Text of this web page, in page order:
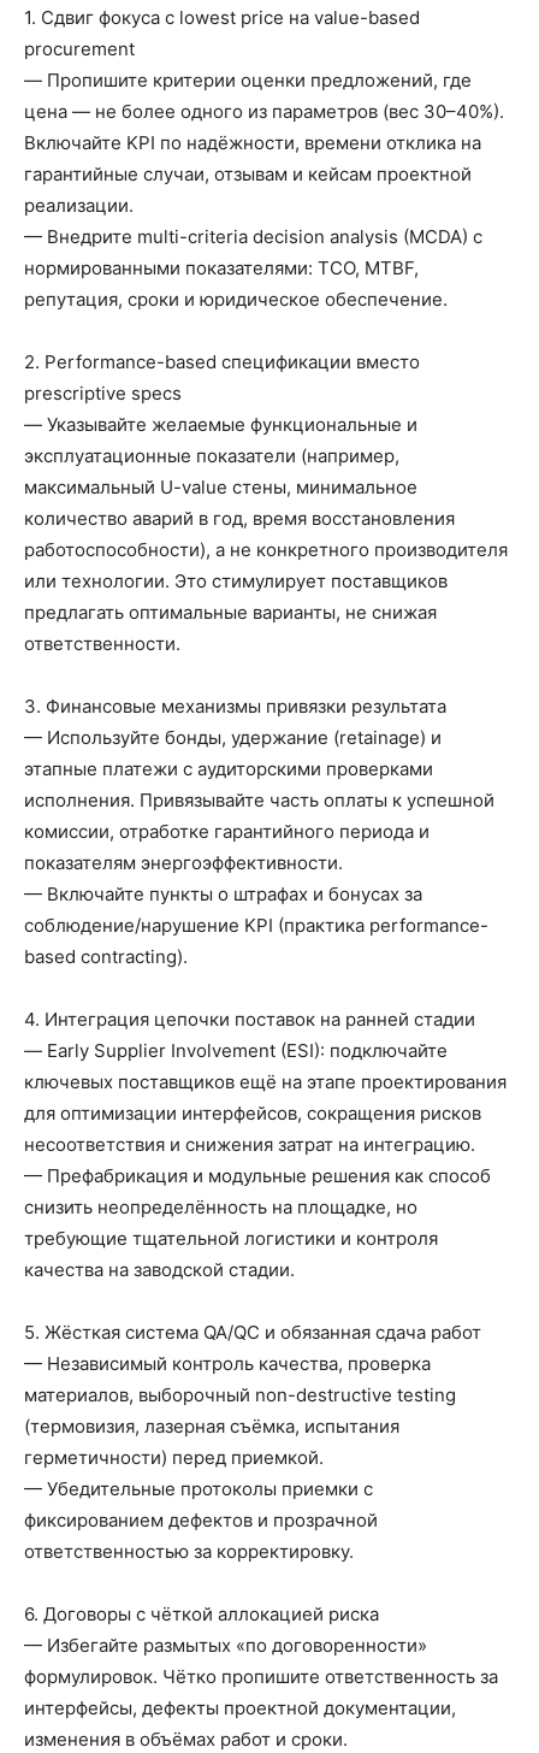
1. Сдвиг фокуса с lowest price на value-based
procurement
— Пропишите критерии оценки предложений, где
цена — не более одного из параметров (вес 30–40%).
Включайте KPI по надёжности, времени отклика на
гарантийные случаи, отзывам и кейсам проектной
реализации.
— Внедрите multi-criteria decision analysis (MCDA) с
нормированными показателями: TCO, MTBF,
репутация, сроки и юридическое обеспечение.
2. Performance-based спецификации вместо
prescriptive specs
— Указывайте желаемые функциональные и
эксплуатационные показатели (например,
максимальный U-value стены, минимальное
количество аварий в год, время восстановления
работоспособности), а не конкретного производителя
или технологии. Это стимулирует поставщиков
предлагать оптимальные варианты, не снижая
ответственности.
3. Финансовые механизмы привязки результата
— Используйте бонды, удержание (retainage) и
этапные платежи с аудиторскими проверками
исполнения. Привязывайте часть оплаты к успешной
комиссии, отработке гарантийного периода и
показателям энергоэффективности.
— Включайте пункты о штрафах и бонусах за
соблюдение/нарушение KPI (практика performance-
based contracting).
4. Интеграция цепочки поставок на ранней стадии
— Early Supplier Involvement (ESI): подключайте
ключевых поставщиков ещё на этапе проектирования
для оптимизации интерфейсов, сокращения рисков
несоответствия и снижения затрат на интеграцию.
— Префабрикация и модульные решения как способ
снизить неопределённость на площадке, но
требующие тщательной логистики и контроля
качества на заводской стадии.
5. Жёсткая система QA/QC и обязанная сдача работ
— Независимый контроль качества, проверка
материалов, выборочный non-destructive testing
(термовизия, лазерная съёмка, испытания
герметичности) перед приемкой.
— Убедительные протоколы приемки с
фиксированием дефектов и прозрачной
ответственностью за корректировку.
6. Договоры с чёткой аллокацией риска
— Избегайте размытых «по договоренности»
формулировок. Чётко пропишите ответственность за
интерфейсы, дефекты проектной документации,
изменения в объёмах работ и сроки.